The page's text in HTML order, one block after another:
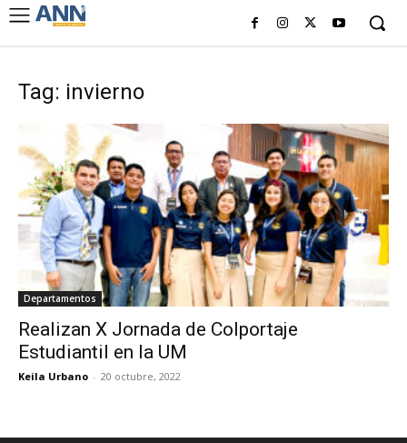
Tag: invierno
Departamentos
Realizan X Jornada de Colportaje
Estudiantil en la UM
Keila Urbano - 20 octubre, 2022